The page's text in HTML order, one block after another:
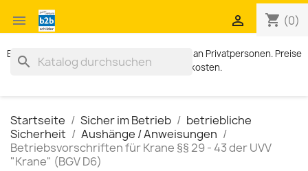
 shopping_cart (0)

Exklusiv für Geschäftskunden. Kein Verkauf an Privatpersonen. Preise
zzgl. MWST und Versandkosten.
search
Startseite Sicher im Betrieb
betriebliche
Sicherheit
Aushänge / Anweisungen
Betriebsvorschriften für Krane §§ 29 - 43 der UVV
"Krane" (BGV D6)